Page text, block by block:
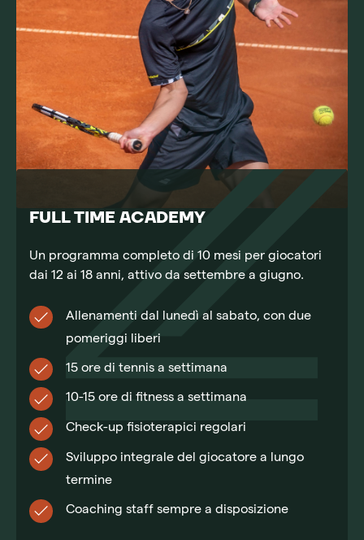
FULL TIME ACADEMY
Un programma completo di 10 mesi per giocatori
dai 12 ai 18 anni, attivo da settembre a giugno.
Allenamenti dal lunedì al sabato, con due
pomeriggi liberi
15 ore di tennis a settimana
10-15 ore di fitness a settimana
Check-up fisioterapici regolari
Sviluppo integrale del giocatore a lungo
termine
Coaching staff sempre a disposizione